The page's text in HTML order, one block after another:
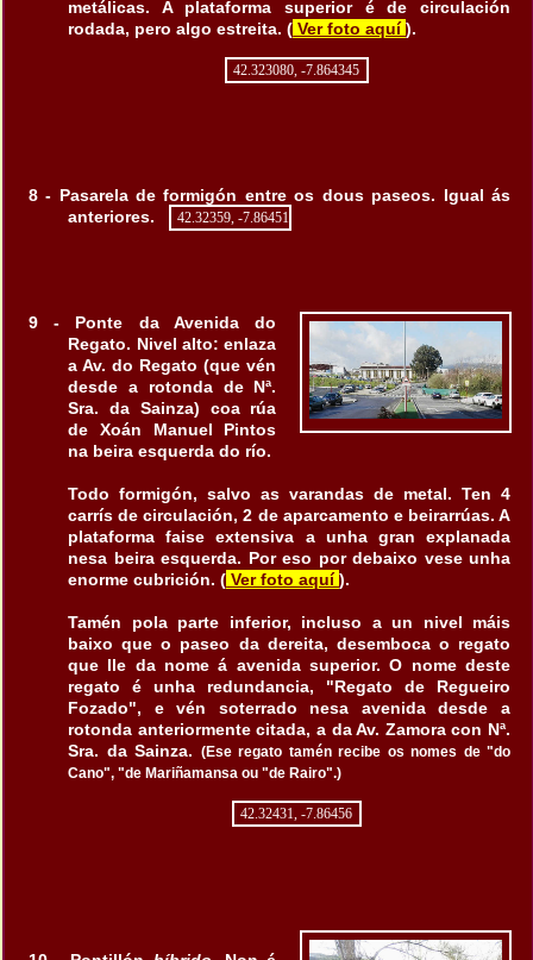
metálicas. A plataforma superior é de circulación
rodada, pero algo estreita. ( Ver foto aquí).
42.323080, -7.864345
8 - Pasarela de formigón entre os dous paseos. Igual ás
anteriores.
42.32359, -7.86451
9 - Ponte da Avenida do
Regato. Nivel alto: enlaza
a Av. do Regato (que vén
desde a rotonda de Nª.
Sra. da Sainza) coa rúa
de Xoán Manuel Pintos
na beira esquerda do río.
Todo formigón, salvo as varandas de metal. Ten 4
carrís de circulación, 2 de aparcamento e beirarrúas. A
plataforma faise extensiva a unha gran explanada
nesa beira esquerda. Por eso por debaixo vese unha
enorme cubrición. ( Ver foto aquí).
Tamén pola parte inferior, incluso a un nivel máis
baixo que o paseo da dereita, desemboca o regato
que lle da nome á avenida superior. O nome deste
regato é unha redundancia, "Regato de Regueiro
Fozado", e vén soterrado nesa avenida desde a
rotonda anteriormente citada, a da Av. Zamora con Nª.
Sra. da Sainza. (Ese regato tamén recibe os nomes de "do
Cano", "de Mariñamansa ou "de Rairo".)
42.32431, -7.86456